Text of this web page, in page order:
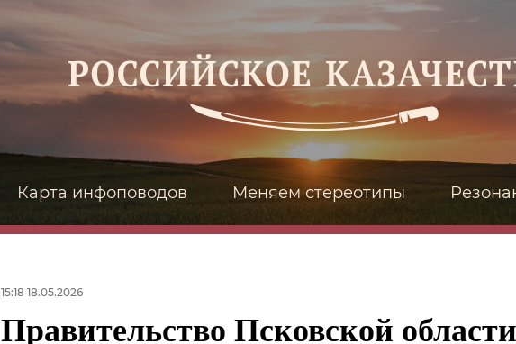
Карта инфоповодов Меняем стереотипы
15:18 18.05.2026
Правительство Псковской области